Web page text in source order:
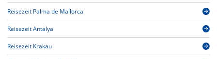
Reisezeit Palma de Mallorca
Reisezeit Antalya
Reisezeit Krakau